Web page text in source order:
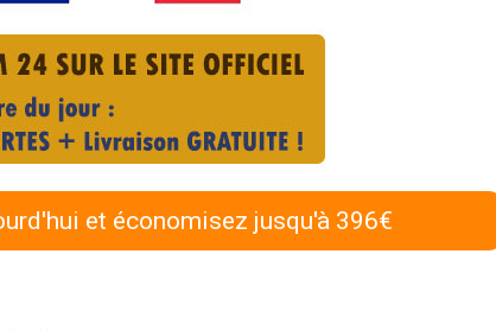
et économisez jusqu'à 396€